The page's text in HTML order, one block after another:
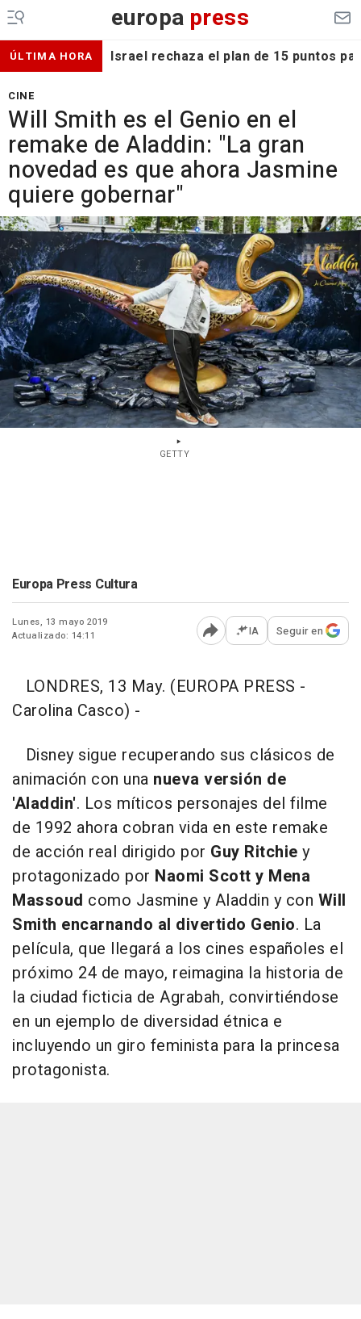
europa press
ÚLTIMA HORA Israel rechaza el plan de 15 puntos
CINE
Will Smith es el Genio en el
remake de Aladdin: "La gran
novedad es que ahora Jasmine
quiere gobernar"
GETTY
Europa Press Cultura
Lunes, 13 mayo 2019
Actualizado: 14:11
Abrir opciones para
IA Seguir en
LONDRES, 13 May. (EUROPA PRESS -
Carolina Casco) -
Disney sigue recuperando sus clásicos de
animación con una nueva versión de
'Aladdin'. Los míticos personajes del filme
de 1992 ahora cobran vida en este remake
de acción real dirigido por Guy Ritchie y
protagonizado por Naomi Scott y Mena
Massoud como Jasmine y Aladdin y con Will
Smith encarnando al divertido Genio. La
película, que llegará a los cines españoles el
próximo 24 de mayo, reimagina la historia de
la ciudad ficticia de Agrabah, convirtiéndose
en un ejemplo de diversidad étnica e
incluyendo un giro feminista para la princesa
protagonista.